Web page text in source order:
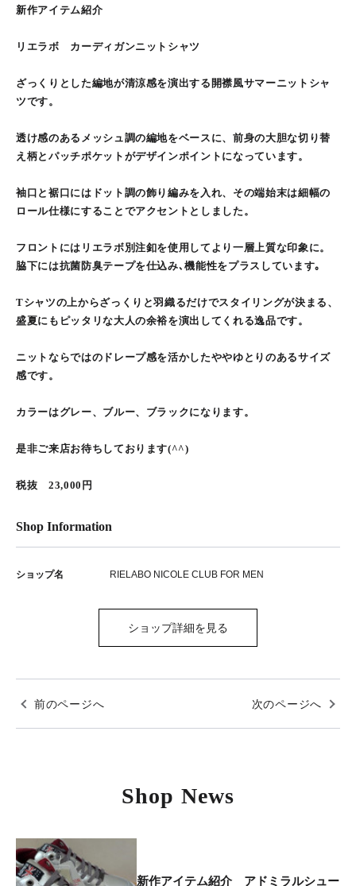
新作アイテム紹介
リエラボ カーディガンニットシャツ
ざっくりとした編地が清涼感を演出する開襟風サマーニットシャ
ツです。
透け感のあるメッシュ調の編地をベースに、前身の大胆な切り替
え柄とパッチポケットがデザインポイントになっています。
袖口と裾口にはドット調の飾り編みを入れ、その端始末は細幅の
ロール仕様にすることでアクセントとしました。
フロントにはリエラボ別注釦を使用してより一層上質な印象に。
脇下には抗菌防臭テープを仕込み､機能性をプラスしています｡
Tシャツの上からざっくりと羽織るだけでスタイリングが決まる、
盛夏にもピッタリな大人の余裕を演出してくれる逸品です。
ニットならではのドレープ感を活かしたややゆとりのあるサイズ
感です。
カラーはグレー、ブルー、ブラックになります。
是非ご来店お待ちしております(^^)
税抜 23,000円
Shop Information
ショップ名 RIELABO NICOLE CLUB FOR MEN
ショップ詳細を見る
前のページへ 次のページへ
Shop News
新作アイテム紹介 アドミラルシュー